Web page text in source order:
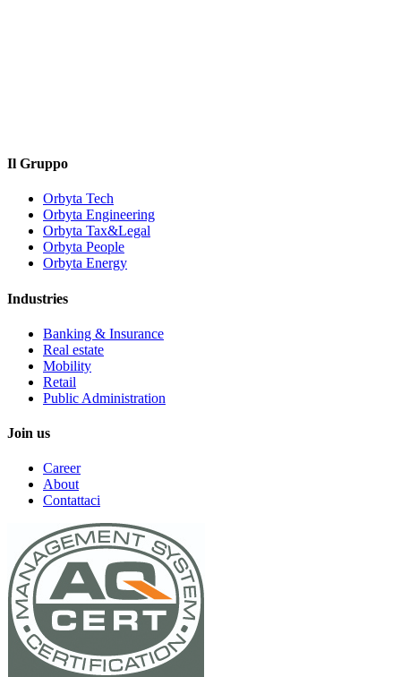
Il Gruppo
Orbyta Tech
Orbyta Engineering
Orbyta Tax&Legal
Orbyta People
Orbyta Energy
Industries
Banking & Insurance
Real estate
Mobility
Retail
Public Administration
Join us
Career
About
Contattaci